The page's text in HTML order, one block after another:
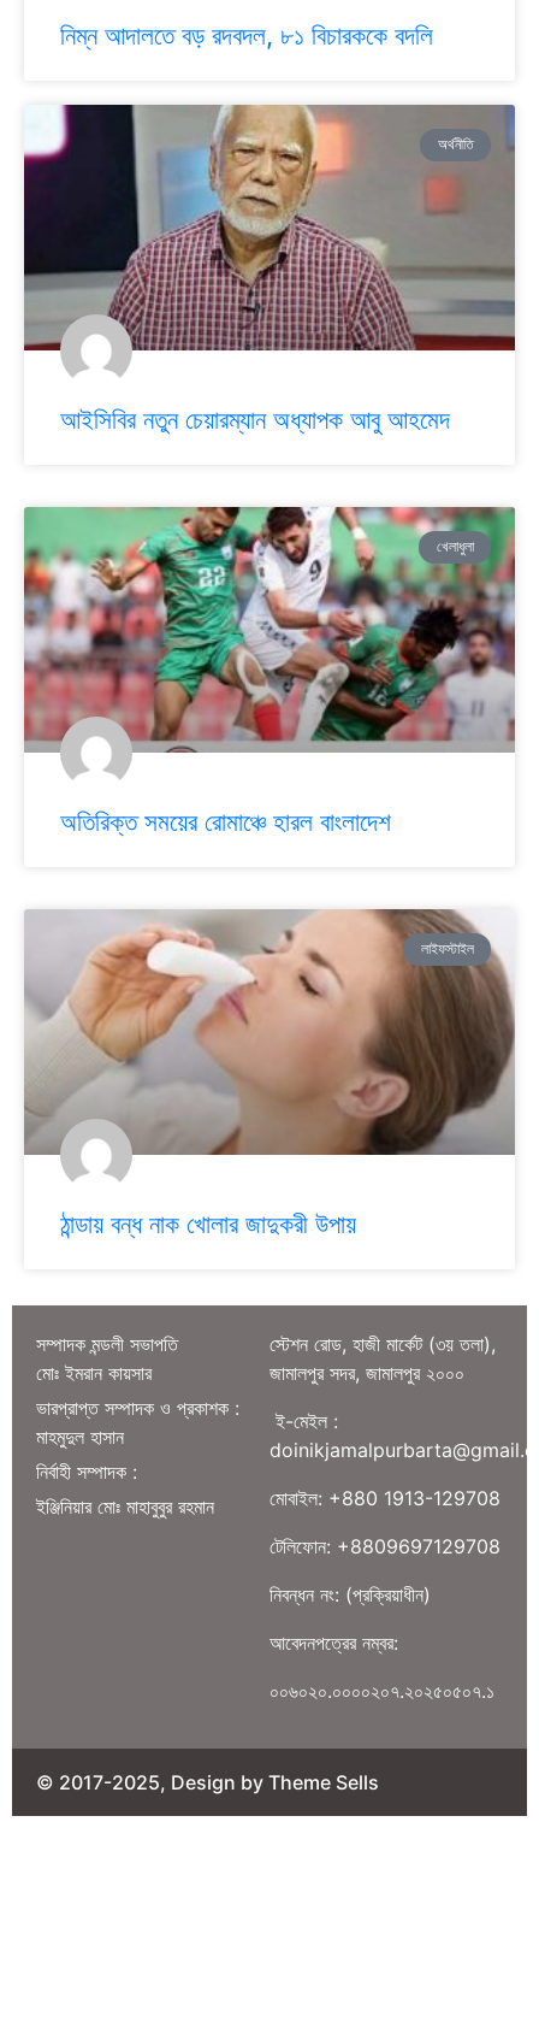
নিম্ন আদালতে বড় রদবদল, ৮১ বিচারককে বদলি
অর্থনীতি
আইসিবির নতুন চেয়ারম্যান অধ্যাপক আবু আহমেদ
খেলাধুলা
অতিরিক্ত সময়ের রোমাঞ্চে হারল বাংলাদেশ
লাইফস্টাইল
ঠান্ডায় বন্ধ নাক খোলার জাদুকরী উপায়
সম্পাদক মন্ডলী সভাপতি
মোঃ ইমরান কায়সার
ভারপ্রাপ্ত সম্পাদক ও প্রকাশক :
মাহমুদুল হাসান
নির্বাহী সম্পাদক :
ইঞ্জিনিয়ার মোঃ মাহাবুবুর রহমান
স্টেশন রোড, হাজী মার্কেট (৩য় তলা),
জামালপুর সদর, জামালপুর ২০০০
ই-মেইল :
মোবাইল: +880 1913-129708
টেলিফোন: +8809697129708
নিবন্ধন নং: (প্রক্রিয়াধীন)
আবেদনপত্রের নম্বর:
০০৬০২০.০০০০২০৭.২০২৫০৫০৭.১
© 2017-2025, Design by Theme Sells